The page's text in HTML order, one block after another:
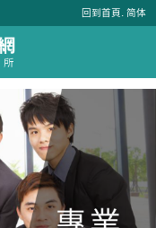
回到首頁. 简体